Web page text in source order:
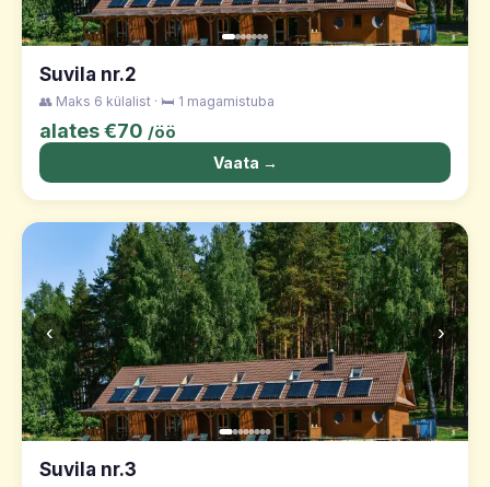
Suvila nr.2
👥 Maks 6 külalist · 🛏️ 1 magamistuba
alates €70 /öö
Vaata →
‹ ›
Suvila nr.3